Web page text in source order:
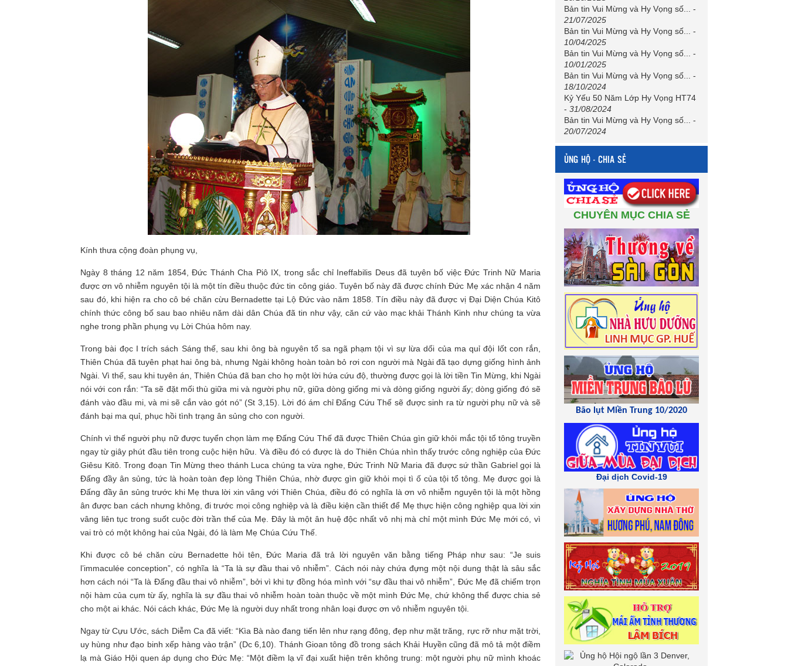
Kính thưa cộng đoàn phụng vụ,
Ngày 8 tháng 12 năm 1854, Đức Thánh Cha Piô IX, trong sắc chỉ Ineffabilis Deus đã tuyên bố việc Đức Trinh Nữ Maria
được ơn vô nhiễm nguyên tội là một tín điều thuộc đức tin công giáo. Tuyên bố này đã được chính Đức Mẹ xác nhận 4 năm
sau đó, khi hiện ra cho cô bé chăn cừu Bernadette tại Lộ Đức vào năm 1858. Tín điều này đã được vị Đại Diện Chúa Kitô
chính thức công bố sau bao nhiêu năm dài dân Chúa đã tin như vậy, căn cứ vào mạc khải Thánh Kinh như chúng ta vừa
nghe trong phần phụng vụ Lời Chúa hôm nay.
Trong bài đọc I trích sách Sáng thế, sau khi ông bà nguyên tổ sa ngã phạm tội vì sự lừa dối của ma quỉ đội lốt con rắn,
Thiên Chúa đã tuyên phạt hai ông bà, nhưng Ngài không hoàn toàn bỏ rơi con người mà Ngài đã tạo dựng giống hình ảnh
Ngài. Vì thế, sau khi tuyên án, Thiên Chúa đã ban cho họ một lời hứa cứu độ, thường được gọi là lời tiền Tin Mừng, khi Ngài
nói với con rắn: “Ta sẽ đặt mối thù giữa mi và người phụ nữ, giữa dòng giống mi và dòng giống người ấy; dòng giống đó sẽ
đánh vào đầu mi, và mi sẽ cắn vào gót nó” (St 3,15). Lời đó ám chỉ Đấng Cứu Thế sẽ được sinh ra từ người phụ nữ và sẽ
đánh bại ma quỉ, phục hồi tình trạng ân sủng cho con người.
Chính vì thế người phụ nữ được tuyển chọn làm mẹ Đấng Cứu Thế đã được Thiên Chúa gìn giữ khỏi mắc tội tổ tông truyền
ngay từ giây phút đầu tiên trong cuộc hiện hữu. Và điều đó có được là do Thiên Chúa nhìn thấy trước công nghiệp của Đức
Giêsu Kitô. Trong đoạn Tin Mừng theo thánh Luca chúng ta vừa nghe, Đức Trinh Nữ Maria đã được sứ thần Gabriel gọi là
Đấng đầy ân sủng, tức là hoàn toàn đẹp lòng Thiên Chúa, nhờ được gìn giữ khỏi mọi tì ố của tội tổ tông. Mẹ được gọi là
Đấng đầy ân sủng trước khi Mẹ thưa lời xin vâng với Thiên Chúa, điều đó có nghĩa là ơn vô nhiễm nguyên tội là một hồng
ân được ban cách nhưng không, đi trước mọi công nghiệp và là điều kiện cần thiết để Mẹ thực hiện công nghiệp qua lời xin
vâng liên tục trong suốt cuộc đời trần thế của Mẹ. Đây là một ân huệ độc nhất vô nhị mà chỉ một mình Đức Mẹ mới có, vì
vai trò có một không hai của Ngài, đó là làm Mẹ Chúa Cứu Thế.
Khi được cô bé chăn cừu Bernadette hỏi tên, Đức Maria đã trả lời nguyên văn bằng tiếng Pháp như sau: “Je suis
l’immaculée conception”, có nghĩa là “Ta là sự đầu thai vô nhiễm”. Cách nói này chứa đựng một nội dung thật là sâu sắc
hơn cách nói “Ta là Đấng đầu thai vô nhiễm”, bởi vì khi tự đồng hóa mình với “sự đầu thai vô nhiễm”, Đức Mẹ đã chiếm trọn
nội hàm của cụm từ ấy, nghĩa là sự đầu thai vô nhiễm hoàn toàn thuộc về một mình Đức Mẹ, chứ không thể được chia sẻ
cho một ai khác. Nói cách khác, Đức Mẹ là người duy nhất trong nhân loại được ơn vô nhiễm nguyên tội.
Ngay từ Cựu Ước, sách Diễm Ca đã viết: “Kìa Bà nào đang tiến lên như rạng đông, đẹp như mặt trăng, rực rỡ như mặt trời,
uy hùng như đạo binh xếp hàng vào trận” (Dc 6,10). Thánh Gioan tông đồ trong sách Khải Huyền cũng đã mô tả một điềm
lạ mà Giáo Hội quen áp dụng cho Đức Mẹ: “Một điềm lạ vĩ đại xuất hiện trên không trung: một người phụ nữ mình khoác
Bản tin Vui Mừng và Hy Vọng số...
-
21/07/2025
Bản tin Vui Mừng và Hy Vọng số...
-
10/04/2025
Bản tin Vui Mừng và Hy Vọng số...
-
10/01/2025
Bản tin Vui Mừng và Hy Vọng số...
-
18/10/2024
Kỷ Yếu 50 Năm Lớp Hy Vọng HT74
- 31/08/2024
Bản tin Vui Mừng và Hy Vọng số...
-
20/07/2024
ỦNG HỘ - CHIA SẺ
CHUYÊN MỤC CHIA SẺ
Bão lụt Miền Trung 10/2020
Đại dịch Covid-19